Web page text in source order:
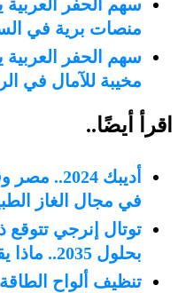
منصات برية في
مخيبة للآمال في الربع
اقرأ أيضًا..
أديبك
في مجال الغاز
توتال إنرجي
بحلول 2035.. ماذا يقول الآخرون؟ (تقرير)